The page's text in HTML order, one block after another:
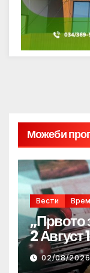
Можеби
Вести
2 Август
02/08/